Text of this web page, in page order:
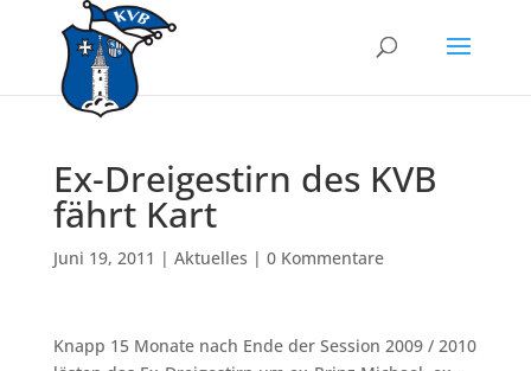
Ex-Dreigestirn des KVB
fährt Kart
Juni 19, 2011 | Aktuelles | 0 Kommentare
Knapp 15 Monate nach Ende der Session 2009 / 2010